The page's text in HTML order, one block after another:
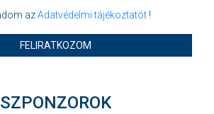
azAdatvédelmi tájékoztatót!
FELIRATKOZOM
SZPONZOROK